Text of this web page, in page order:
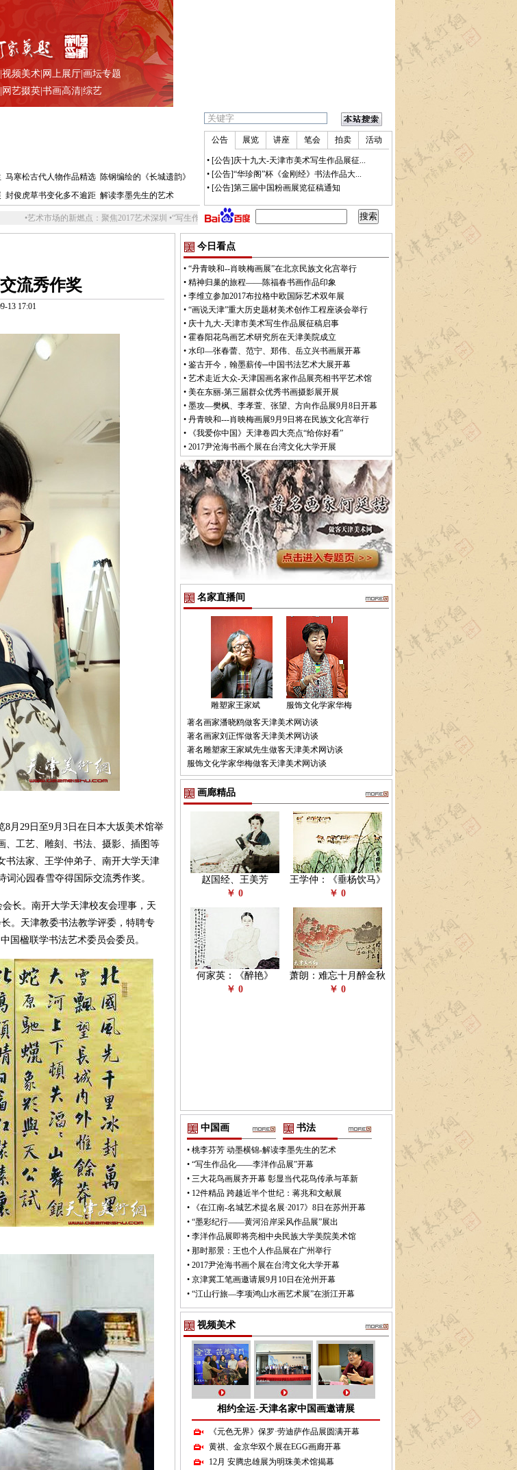
视频美术| 网上展厅| 画坛专题
网艺掇英| 书画高清| 综艺
马寒松古代人物作品精选 陈钢编绘的《长城遗韵》
封俊虎草书变化多不逾距 解读李墨先生的艺术
新燃点：聚焦2017艺术深圳•“写生作品化——李洋作品展”开幕•书法不新，策展何能新？ 第39届国际美术展举行 天津唐曼清获交流秀作奖
公告 展览 讲座 笔会 拍卖 活动
• [公告]庆十九大-天津市美术写生作品展征...
• [公告]“华珍阁”杯《金刚经》书法作品大...
• [公告]第三届中国粉画展览征稿通知
流秀作奖
13 17:01
月29日至9月3日在日本大坂美术馆举
、工艺、雕刻、书法、摄影、插图等
书法家、王学仲弟子、南开大学天津
沁园春雪夺得国际交流秀作奖。
长。南开大学天津校友会理事，天
。天津教委书法教学评委，特聘专
国楹联学书法艺术委员会委员。
今日看点
• “丹青映和--肖映梅画展”在北京民族文化宫举行
• 精神归巢的旅程——陈福春书画作品印象
• 李维立参加2017布拉格中欧国际艺术双年展
• “画说天津”重大历史题材美术创作工程座谈会举行
• 庆十九大-天津市美术写生作品展征稿启事
• 霍春阳花鸟画艺术研究所在天津美院成立
• 水印—张春蕾、范宁、郑伟、岳立兴书画展开幕
• 鉴古开今，翰墨薪传─中国书法艺术大展开幕
• 艺术走近大众-天津国画名家作品展亮相书平艺术馆
• 美在东丽-第三届群众优秀书画摄影展开展
• 墨攻—樊枫、李孝萱、张望、方向作品展9月8日开幕
• 丹青映和---肖映梅画展9月9日将在民族文化宫举行
•
《我爱你中国》天津卷四大亮点“给你好看”
• 2017尹沧海书画个展在台湾文化大学开展
名家直播间
雕塑家王家斌
服饰文化学家华梅
著名画家潘晓鸥做客天津美术网访谈
著名画家刘正恽做客天津美术网访谈
著名雕塑家王家斌先生做客天津美术网访谈
服饰文化学家华梅做客天津美术网访谈
画廊精品
赵国经、王美芳
￥ 0
王学仲：《垂杨饮马》
￥ 0
何家英：《醉艳》
￥ 0
萧朗：难忘十月醉金秋
￥ 0
中国画 书法
• 桃李芬芳 动墨横锦-解读李墨先生的艺术
• “写生作品化——李洋作品展”开幕
• 三大花鸟画展齐开幕 彰显当代花鸟传承与革新
• 12件精品 跨越近半个世纪：蒋兆和文献展
•
《在江南-名城艺术提名展·2017》8日在苏州开幕
• “墨彩纪行——黄河沿岸采风作品展”展出
• 李洋作品展即将亮相中央民族大学美院美术馆
• 那时那景：王也个人作品展在广州举行
• 2017尹沧海书画个展在台湾文化大学开幕
• 京津冀工笔画邀请展9月10日在沧州开幕
• “江山行旅—李项鸿山水画艺术展”在浙江开幕
视频美术
相约全运-天津名家中国画邀请展
《元色无界》保罗·劳迪萨作品展圆满开幕
黄祺、金京华双个展在EGG画廊开幕
12月 安腾忠雄展为明珠美术馆揭幕